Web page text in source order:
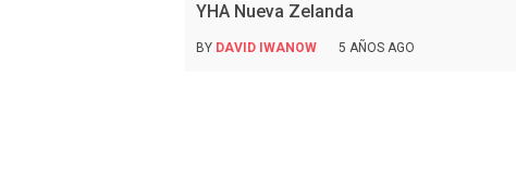
YHA Nueva Zelanda
BY DAVID IWANOW 5 AÑOS AGO